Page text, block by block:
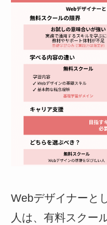
Webデザイナーと
人は、有料スクー